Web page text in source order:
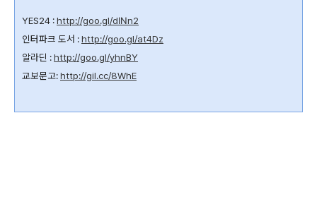
YES24 :http://goo.gl/dINn2
인터파크 도서 :http://goo.gl/at4Dz
알라딘 :http://goo.gl/yhnBY
교보문고:http://gil.cc/8WhE